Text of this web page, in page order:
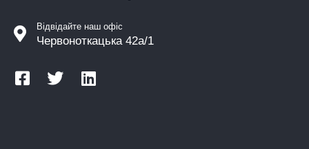
Відвідайте наш офіс
Червоноткацька 42а/1